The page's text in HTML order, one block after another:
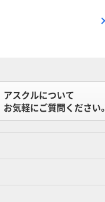
アスクルについて
お気軽にご質問ください。